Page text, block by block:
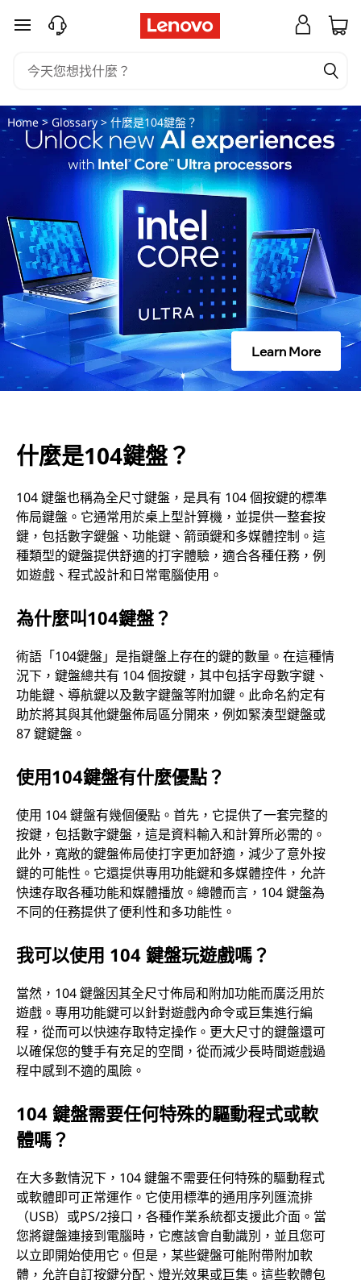
什
1
0
鍵
盤
？
跳至主要內容
Home> Glossary> 什麼是104鍵盤？
Learn More
什麼是104鍵盤？
104 鍵盤也稱為全尺寸鍵盤，是具有 104 個按鍵的標準
佈局鍵盤。它通常用於桌上型計算機，並提供一整套按
鍵，包括數字鍵盤、功能鍵、箭頭鍵和多媒體控制。這
種類型的鍵盤提供舒適的打字體驗，適合各種任務，例
如遊戲、程式設計和日常電腦使用。
為什麼叫104鍵盤？
術語「104鍵盤」是指鍵盤上存在的鍵的數量。在這種情
況下，鍵盤總共有 104 個按鍵，其中包括字母數字鍵、
功能鍵、導航鍵以及數字鍵盤等附加鍵。此命名約定有
助於將其與其他鍵盤佈局區分開來，例如緊湊型鍵盤或
87 鍵鍵盤。
使用104鍵盤有什麼優點？
使用 104 鍵盤有幾個優點。首先，它提供了一套完整的
按鍵，包括數字鍵盤，這是資料輸入和計算所必需的。
此外，寬敞的鍵盤佈局使打字更加舒適，減少了意外按
鍵的可能性。它還提供專用功能鍵和多媒體控件，允許
快速存取各種功能和媒體播放。總體而言，104 鍵盤為
不同的任務提供了便利性和多功能性。
我可以使用 104 鍵盤玩遊戲嗎？
當然，104 鍵盤因其全尺寸佈局和附加功能而廣泛用於
遊戲。專用功能鍵可以針對遊戲內命令或巨集進行編
程，從而可以快速存取特定操作。更大尺寸的鍵盤還可
以確保您的雙手有充足的空間，從而減少長時間遊戲過
程中感到不適的風險。
104 鍵盤需要任何特殊的驅動程式或軟
體嗎？
在大多數情況下，104 鍵盤不需要任何特殊的驅動程式
或軟體即可正常運作。它使用標準的通用序列匯流排
（USB）或PS/2接口，各種作業系統都支援此介面。當
您將鍵盤連接到電腦時，它應該會自動識別，並且您可
以立即開始使用它。但是，某些鍵盤可能附帶附加軟
體，允許自訂按鍵分配、燈光效果或巨集。這些軟體包